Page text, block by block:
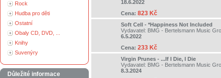
Rock
Hudba pro děti
Ostatní
Obaly CD, DVD, ...
Knihy
Suvenýry
Důležité informace
18.6.2022
Cena: 823 Kč
Soft Cell - *Happiness Not Included
Vydavatel: BMG - Bertelsmann Music
6.5.2022
Cena: 233 Kč
Virgin Prunes - ...If I Die, I Die
Vydavatel: BMG - Bertelsmann Music
8.3.2024